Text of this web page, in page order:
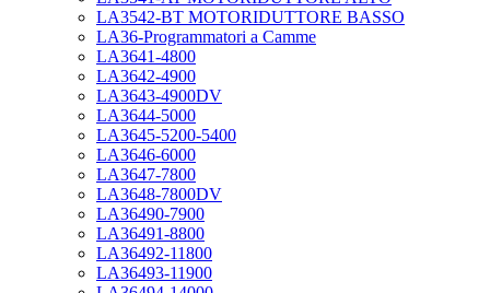
LA3542-BT MOTORIDUTTORE BASSO
LA36-Programmatori a Camme
LA3641-4800
LA3642-4900
LA3643-4900DV
LA3644-5000
LA3645-5200-5400
LA3646-6000
LA3647-7800
LA3648-7800DV
LA36490-7900
LA36491-8800
LA36492-11800
LA36493-11900